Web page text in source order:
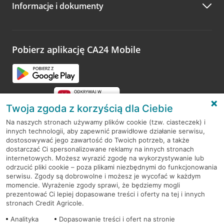
Zachęcamy do podzielenia się z nami opinią o wizycie.
opinie.
Informacje i dokumenty
Pobierz aplikację CA24 Mobile
RODO
Regulamin serwisu
Mapa serwisu
PolitykaCookies
Twoja zgoda z korzyścią dla Ciebie
Na naszych stronach używamy plików cookie (tzw. ciasteczek) i
innych technologii, aby zapewnić prawidłowe działanie serwisu,
dostosowywać jego zawartość do Twoich potrzeb, a także
dostarczać Ci spersonalizowane reklamy na innych stronach
internetowych. Możesz wyrazić zgodę na wykorzystywanie lub
odrzucić pliki cookie – poza plikami niezbędnymi do funkcjonowania
serwisu. Zgody są dobrowolne i możesz je wycofać w każdym
momencie. Wyrażenie zgody sprawi, że będziemy mogli
prezentować Ci lepiej dopasowane treści i oferty na tej i innych
stronach Credit Agricole.
Analityka
Dopasowanie treści i ofert na stronie